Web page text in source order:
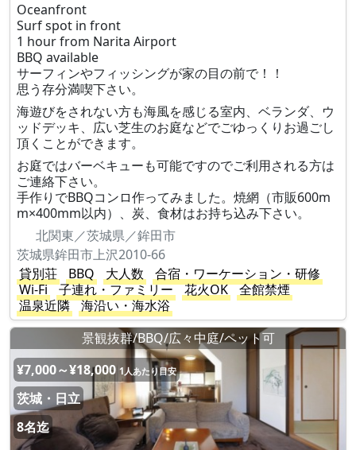
Oceanfront
Surf spot in front
1 hour from Narita Airport
BBQ available
サーフィンやフィッシングが家の目の前で！！
思う存分満喫下さい。
海遊びをされない方も海風を感じる室内、ベランダ、ウ
ッドデッキ、広い芝生のお庭などでごゆっくりお過ごし
頂くことができます。
お庭ではバーベキューも可能ですのでご利用される方は
ご連絡下さい。
手作りでBBQコンロ作ってみました。焼網（市販600m
m×400mm以内）、炭、食材はお持ち込み下さい。
北関東／茨城県／鉾田市
茨城県鉾田市上沢2010-66
貸別荘
BBQ 大人数
合宿・ワーケーション・研修
Wi-Fi
子連れ・ファミリー 花火OK
全館禁煙
温泉近隣
海沿い・海水浴
景観抜群/BBQ/広々中庭/ペット可
¥7,000～¥18,000 1人あたり目安
茨城・日立
8名迄